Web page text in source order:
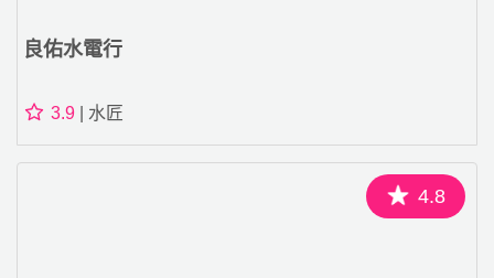
良佑水電行
3.9 | 水匠
4.8